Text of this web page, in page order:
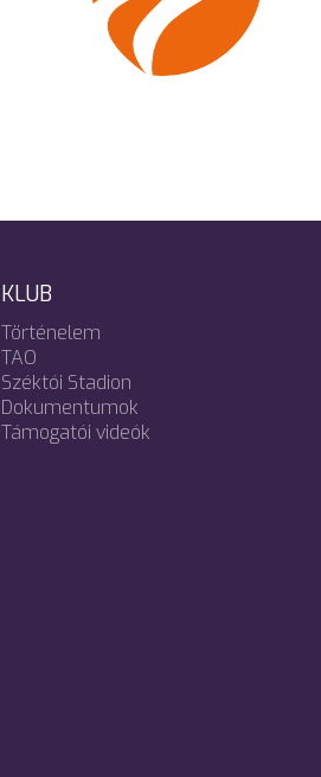
KLUB
Történelem
TAO
Széktói Stadion
Dokumentumok
Támogatói videók